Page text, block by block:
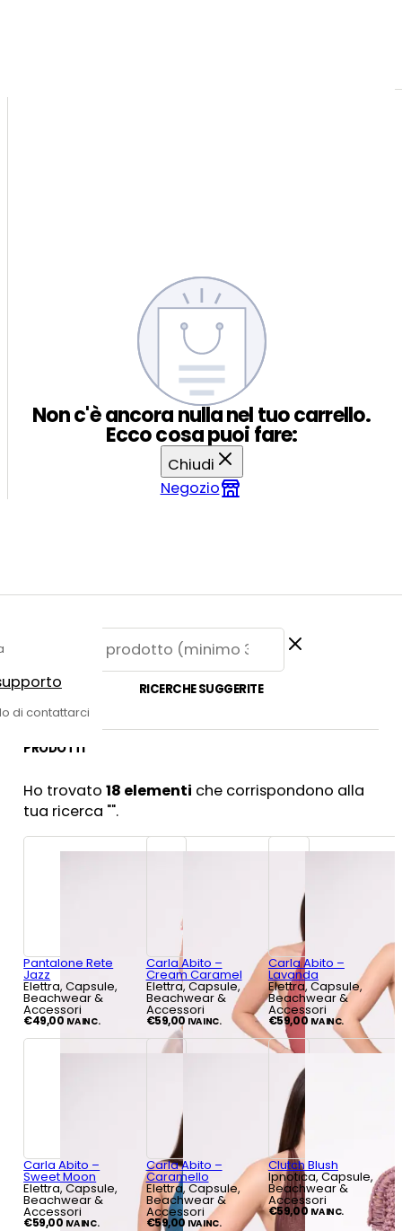
di contattarci
Non c'è ancora nulla nel tuo carrello.
Ecco cosa puoi fare:
Chiudi
Negozio
RICERCHE SUGGERITE
PRODOTTI
Ho trovato18 elementi che corrispondono alla
tua ricerca "".
Pantalone Rete
Jazz
Elettra, Capsule,
Beachwear &
Accessori
€49,00 IVA INC.
Carla Abito –
Cream Caramel
Elettra, Capsule,
Beachwear &
Accessori
€59,00 IVA INC.
Carla Abito –
Lavanda
Elettra, Capsule,
Beachwear &
Accessori
€59,00 IVA INC.
Carla Abito –
Sweet Moon
Elettra, Capsule,
Beachwear &
Accessori
€59,00 IVA INC.
Carla Abito –
Caramello
Elettra, Capsule,
Beachwear &
Accessori
€59,00 IVA INC.
Clutch Blush
Ipnotica, Capsule,
Beachwear &
Accessori
€59,00 IVA INC.